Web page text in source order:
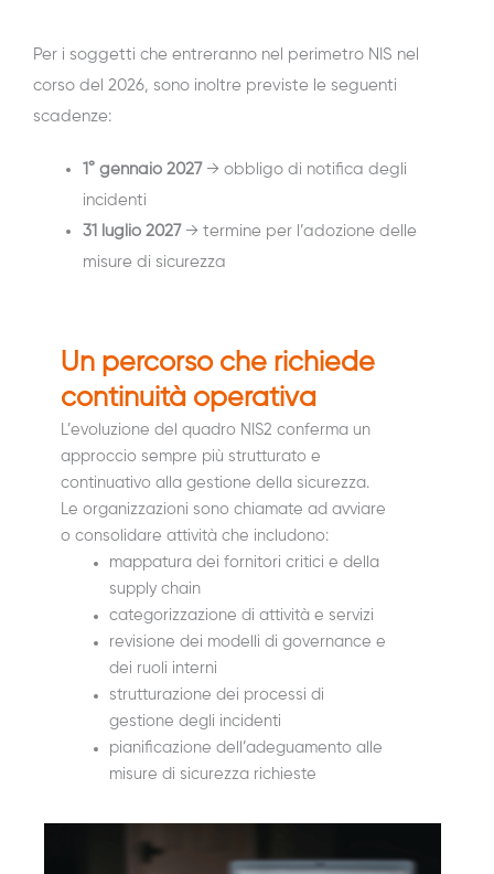
Per i soggetti che entreranno nel perimetro NIS nel
corso del 2026, sono inoltre previste le seguenti
scadenze:
1° gennaio 2027 → obbligo di notifica degli
incidenti
31 luglio 2027 → termine per l’adozione delle
misure di sicurezza
Un percorso che richiede
continuità operativa
L’evoluzione del quadro NIS2 conferma un
approccio sempre più strutturato e
continuativo alla gestione della sicurezza.
Le organizzazioni sono chiamate ad avviare
o consolidare attività che includono:
mappatura dei fornitori critici e della
supply chain
categorizzazione di attività e servizi
revisione dei modelli di governance e
dei ruoli interni
strutturazione dei processi di
gestione degli incidenti
pianificazione dell’adeguamento alle
misure di sicurezza richieste